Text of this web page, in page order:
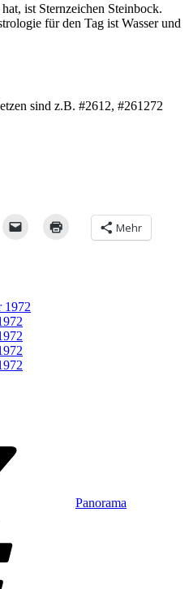
ist Sternzeichen Steinbock.
für den Tag ist Wasser und
sind z.B. #2612, #261272
Mehr
1972
Panorama